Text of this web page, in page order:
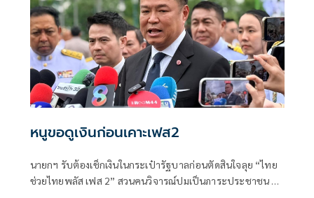
หนูขอดูเงินก่อนเคาะเฟส2
นายกฯ รับต้องเช็กเงินในกระเป๋ารัฐบาลก่อนตัดสินใจลุย “ไทย
ช่วยไทยพลัส เฟส 2” สวนคนวิจารณ์ปมเป็นภาระประชาชน ชี้